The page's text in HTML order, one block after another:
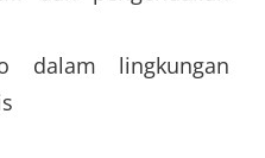
dalam lingkungan